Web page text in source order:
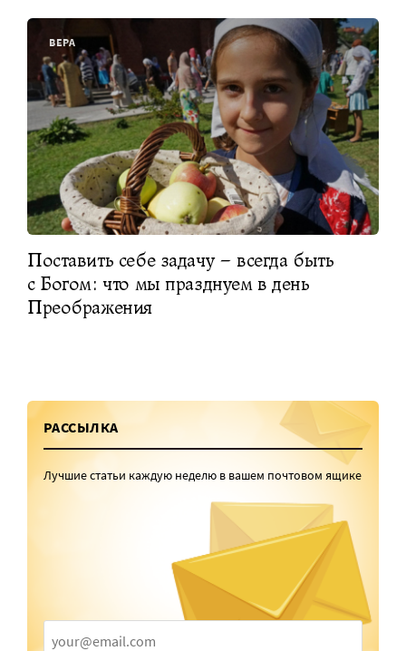
ВЕРА
Поставить себе задачу – всегда быть
с Богом: что мы празднуем в день
Преображения
РАССЫЛКА
Лучшие статьи каждую неделю в вашем почтовом ящике